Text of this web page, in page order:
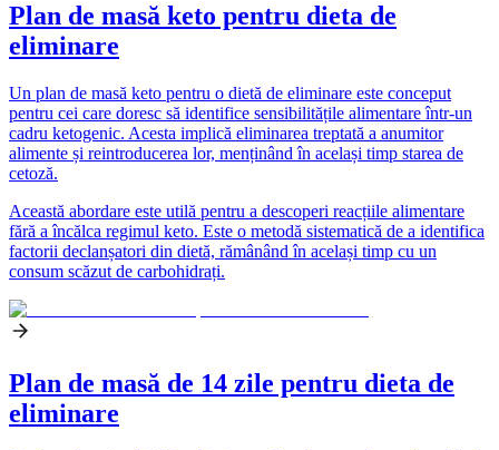
Plan de masă keto pentru dieta de
eliminare
Un plan de masă keto pentru o dietă de eliminare este conceput
pentru cei care doresc să identifice sensibilitățile alimentare într-un
cadru ketogenic. Acesta implică eliminarea treptată a anumitor
alimente și reintroducerea lor, menținând în același timp starea de
cetoză.
Această abordare este utilă pentru a descoperi reacțiile alimentare
fără a încălca regimul keto. Este o metodă sistematică de a identifica
factorii declanșatori din dietă, rămânând în același timp cu un
consum scăzut de carbohidrați.
Plan de masă de 14 zile pentru dieta de
eliminare